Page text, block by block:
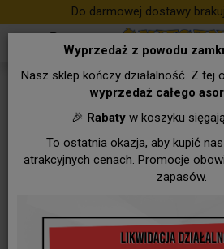
Wyprzedaż z powodu
Nasz sklep kończy działalność. Z tej
wyprzedaż całego
🎉 Rabatyw koszyku
To ostatnia okazja, aby kupić
atrakcyjnych cenach. Promocje
zapasów.
Do darmowej dostawy